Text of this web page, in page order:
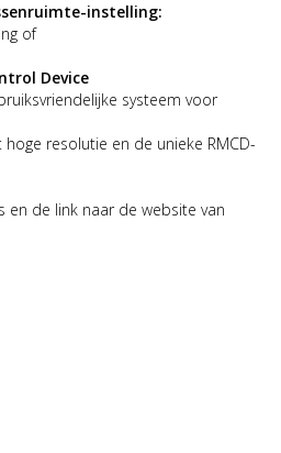
instelling:
of
Device
systeem voor
resolutie en de unieke RMCD-
en de link naar de website van